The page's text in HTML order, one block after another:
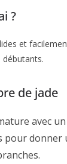
?
et
de jade
avec
pour donner